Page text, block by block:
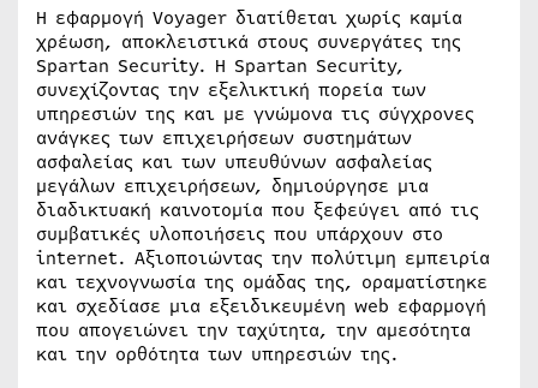
Η εφαρμογή Voyager διατίθεται χωρίς καμία
χρέωση, αποκλειστικά στους συνεργάτες της
Spartan Security. Η Spartan Security,
συνεχίζοντας την εξελικτική πορεία των
υπηρεσιών της και με γνώμονα τις σύγχρονες
ανάγκες των επιχειρήσεων συστημάτων
ασφαλείας και των υπευθύνων ασφαλείας
μεγάλων επιχειρήσεων, δημιούργησε μια
διαδικτυακή καινοτομία που ξεφεύγει από τις
συμβατικές υλοποιήσεις που υπάρχουν στο
internet. Αξιοποιώντας την πολύτιμη εμπειρία
και τεχνογνωσία της ομάδας της, οραματίστηκε
και σχεδίασε μια εξειδικευμένη web εφαρμογή
που απογειώνει την ταχύτητα, την αμεσότητα
και την ορθότητα των υπηρεσιών της.